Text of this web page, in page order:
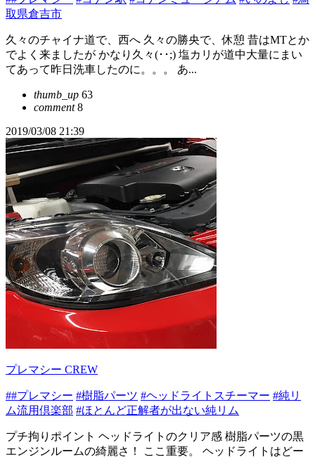
取県倉吉市
久々のチャイナ道で、西へ 久々の勝央で、休憩 昔はMTとか
でよく来ましたが かなり久々(･･;) 塩カリが道中大量にまい
てあって昨日洗車したのに。。。 あ...
thumb_up 63
comment8
2019/03/08 21:39
プレマシー CREW
##プレマシー #樹脂パーツ #ヘッドライトスチーマー #純リ
ム流用倶楽部 #ほとんど正解者が出ない純リム
プチ拘りポイント ヘッドライトのクリア感 樹脂パーツの黒
エンジンルームの綺麗さ！ ここ重要。 ヘッドライトはどー